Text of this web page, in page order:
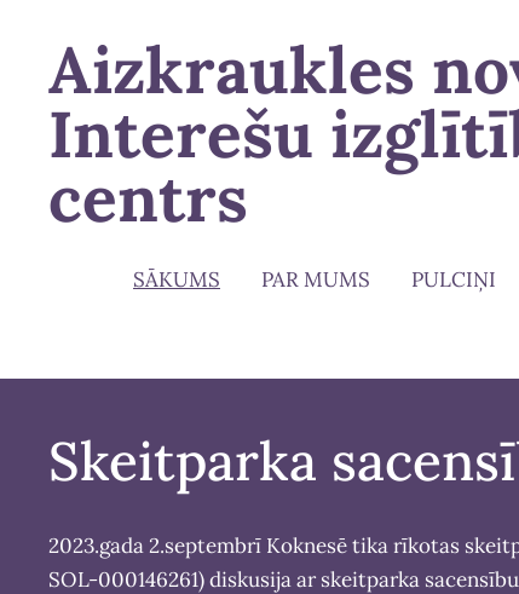
Aizkraukles
Interešu
centrs
SĀKUMS PAR MUMS PULCIŅI
Skeitparka
2023.gada 2.septembrī Koknesē tika rīkotas
SOL-000146261) diskusija ar skeitparka